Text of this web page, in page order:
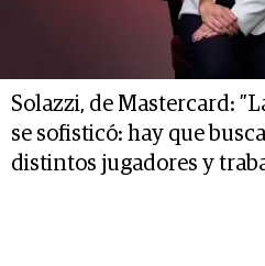
Solazzi, de Mastercard:
se sofisticó: hay que
distintos jugadores y